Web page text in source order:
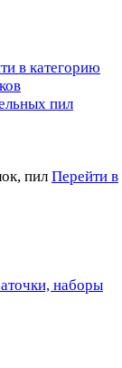
в категорию
пил
пил Перейти в
наборы